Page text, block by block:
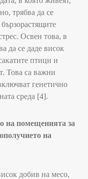
трябва да се
Освен това, в
да се даде висок
птици и
Това са важни
генетично
среда [4].
на помещенията за
на
добив на месо,